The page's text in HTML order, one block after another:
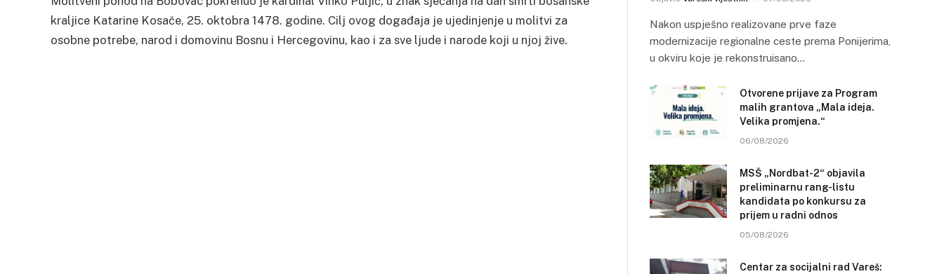
kraljice Katarine Kosače, 25. oktobra 1478. godine. Cilj ovog događaja je ujedinjenje u molitvi za
osobne potrebe, narod i domovinu Bosnu i Hercegovinu, kao i za sve ljude i narode koji u njoj žive.
Nakon uspješno realizovane prve faze
modernizacije regionalne ceste prema Ponijerima,
u okviru koje je rekonstruisano…
Otvorene prijave za Program
malih grantova „Mala ideja.
Velika promjena.“
06/08/2026
MSŠ „Nordbat-2“ objavila
preliminarnu rang-listu
kandidata po konkursu za
prijem u radni odnos
05/08/2026
Centar za socijalni rad Vareš: